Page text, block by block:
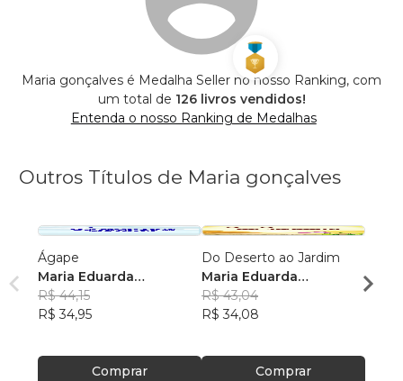
Maria gonçalves é Medalha Seller no nosso Ranking, com
um total de 126 livros vendidos!
Entenda o nosso Ranking de Medalhas
Outros Títulos de Maria gonçalves
Ágape
Maria Eduarda
Gonçalves
R$ 44,15
R$ 34,95
Comprar
Do Deserto ao Jardim
Maria Eduarda
Gonçalves
R$ 43,04
R$ 34,08
Comprar
R$